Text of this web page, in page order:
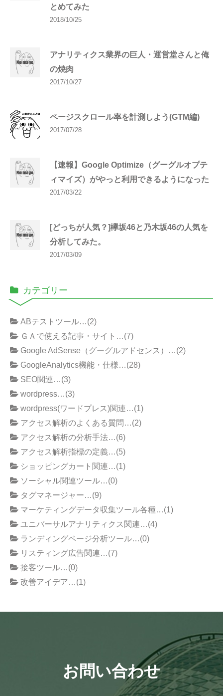
とめてみた
2018/10/25
アナリティクス業界の巨人・運営堂さんと俺
の焼肉
2017/10/27
ページスクロール率を計測しよう(GTM編)
2017/07/28
【速報】Google Optimize（グーグルオプテ
ィマイズ）がやっと利用できるようになった
2017/03/22
[どっちが人気？]欅坂46と乃木坂46の人気を
分析してみた。
2017/03/09
カテゴリー
ABテストツール…(2)
ＧＡで使える記事・サイト…(7)
Google AdSense（グーグルアドセンス）…(2)
GoogleAnalytics機能・仕様…(28)
SEO関連…(3)
wordpress…(3)
wordpress(ワードプレス)関連…(1)
アクセス解析のよくある質問…(2)
アクセス解析の分析手法…(6)
アクセス解析指標の定義…(5)
ショッピングカート関連…(1)
ソーシャル関連ツール…(0)
タグマネージャー…(9)
マーケティングデータ収集ツール各種…(1)
ユニバーサルアナリティクス関連…(4)
ランディングページ分析ツール…(0)
リスティング広告関連…(7)
接客ツール…(0)
改善アイデア…(1)
お問い合わせ